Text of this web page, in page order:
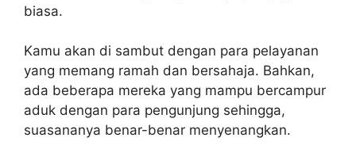
biasa.
Kamu akan di sambut dengan para pelayanan
yang memang ramah dan bersahaja. Bahkan,
ada beberapa mereka yang mampu bercampur
aduk dengan para pengunjung sehingga,
suasananya benar-benar menyenangkan.